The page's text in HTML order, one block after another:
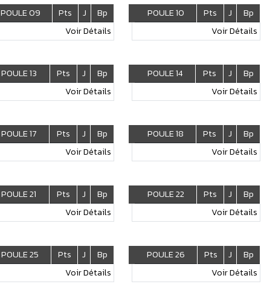
POULE 09 Pts J
Bp
Voir Détails
POULE 10 Pts J
Bp
Voir Détails
POULE 13 Pts J
Bp
Voir Détails
POULE 14 Pts J
Bp
Voir Détails
POULE 17 Pts J
Bp
Voir Détails
POULE 18 Pts J
Bp
Voir Détails
POULE 21 Pts J
Bp
Voir Détails
POULE 22 Pts J
Bp
Voir Détails
POULE 25 Pts J
Bp
Voir Détails
POULE 26 Pts J
Bp
Voir Détails